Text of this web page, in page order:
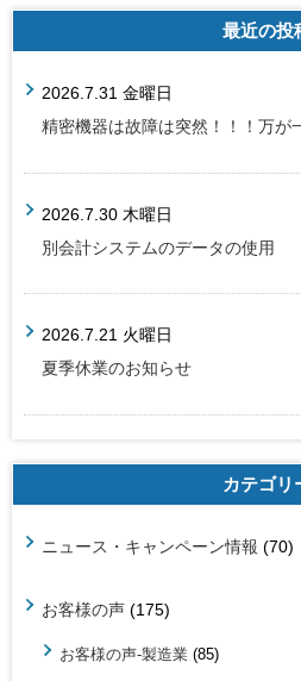
最近の投
2026.7.31 金曜日
精密機器は故障は突然！！！万が
2026.7.30 木曜日
別会計システムのデータの使用
2026.7.21 火曜日
夏季休業のお知らせ
カテゴリ
ニュース・キャンペーン情報 (70)
お客様の声 (175)
お客様の声-製造業 (85)